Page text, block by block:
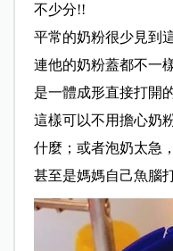
不少分!!
平常的奶粉很少見到
連他的奶粉蓋都不一
是一體成形直接打開
這樣可以不用擔心奶
什麼；或者泡奶太急
甚至是媽媽自己魚腦